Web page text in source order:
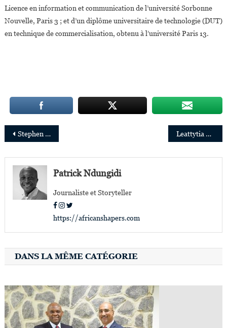
Licence en information et communication de l’université Sorbonne
Nouvelle, Paris 3 ; et d’un diplôme universitaire de technologie (DUT)
en technique de commercialisation, obtenu à l’université Paris 13.
Navigation
de
l’article
Stephen Omollo, nouveau CEO de Plan International Leattytia Badibanga et Indira Moudi parmi les 15 lauréates du «Prix Femmes d’affaires du Québec»
Patrick Ndungidi
Journaliste et Storyteller
https://africanshapers.com
DANS LA MÊME CATÉGORIE